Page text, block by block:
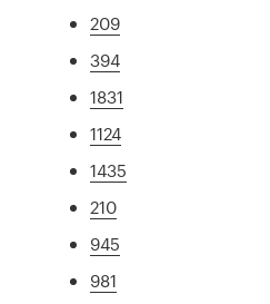
209
394
1831
1124
1435
210
945
981